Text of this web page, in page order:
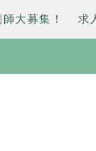
大募集！ 求